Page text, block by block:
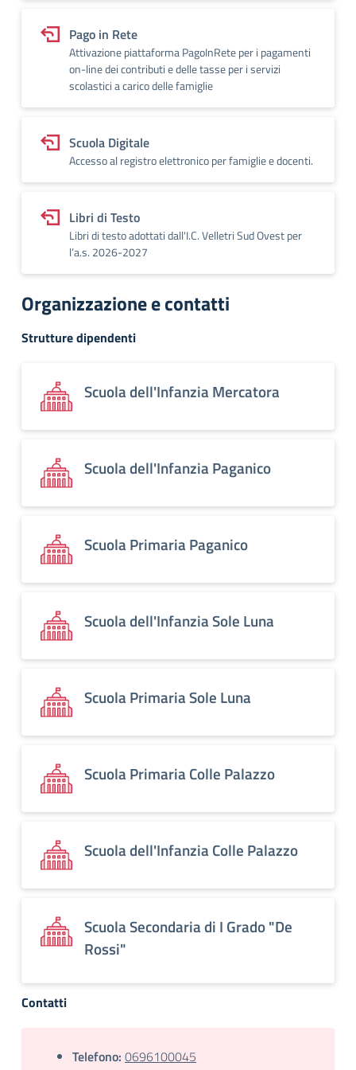
Pago in Rete
Attivazione piattaforma PagoInRete per i pagamenti
on-line dei contributi e delle tasse per i servizi
scolastici a carico delle famiglie
Scuola Digitale
Accesso al registro elettronico per famiglie e docenti.
Libri di Testo
Libri di testo adottati dall'I.C. Velletri Sud Ovest per
l’a.s. 2026-2027
Organizzazione e contatti
Strutture dipendenti
Scuola dell'Infanzia Mercatora
Scuola dell'Infanzia Paganico
Scuola Primaria Paganico
Scuola dell'Infanzia Sole Luna
Scuola Primaria Sole Luna
Scuola Primaria Colle Palazzo
Scuola dell'Infanzia Colle Palazzo
Scuola Secondaria di I Grado "De
Rossi"
Contatti
Telefono: 0696100045